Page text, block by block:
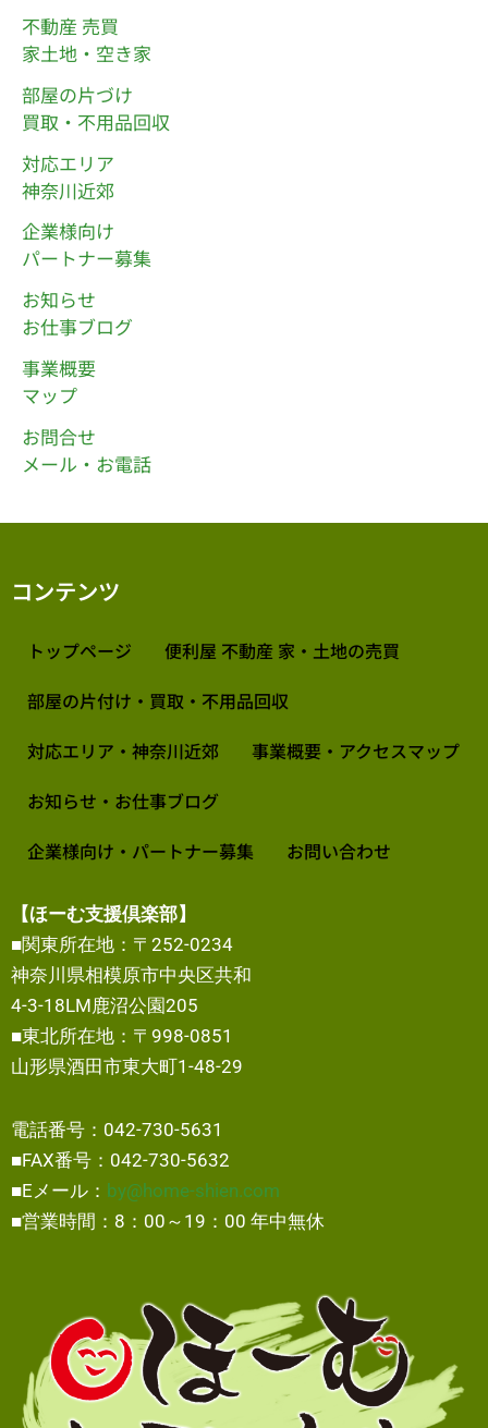
不動産 売買
家土地・空き家
部屋の片づけ
買取・不用品回収
対応エリア
神奈川近郊
企業様向け
パートナー募集
お知らせ
お仕事ブログ
事業概要
マップ
お問合せ
メール・お電話
コンテンツ
トップページ
便利屋 不動産 家・土地の売買
部屋の片付け・買取・不用品回収
対応エリア・神奈川近郊
事業概要・アクセスマップ
お知らせ・お仕事ブログ
企業様向け・パートナー募集
お問い合わせ
【ほーむ支援倶楽部】
■関東所在地：〒252-0234
神奈川県相模原市中央区共和
4-3-18LM鹿沼公園205
■東北所在地：〒998-0851
山形県酒田市東大町1-48-29
電話番号：042-730-5631
■FAX番号：042-730-5632
■Eメール： by@home-shien.com
■営業時間：8：00～19：00 年中無休